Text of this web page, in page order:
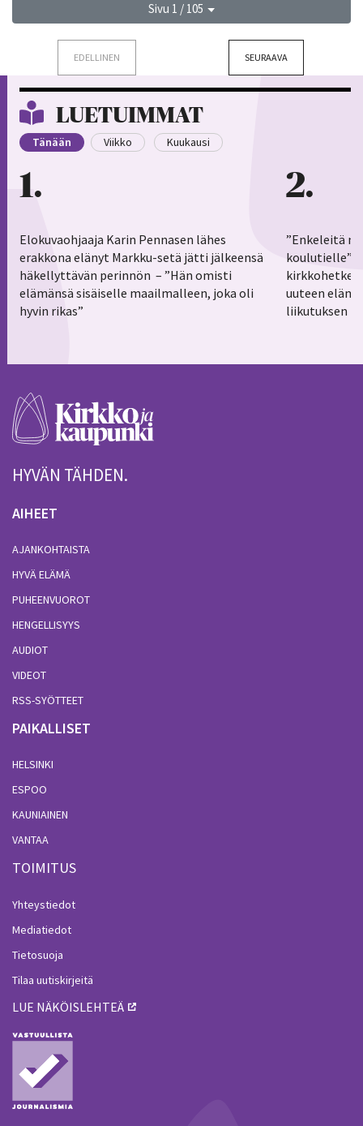
Sivu 1 / 105
EDELLINEN SEURAAVA
LUETUIMMAT
Tänään Viikko Kuukausi
1
Elokuvaohjaaja Karin Pennasen lähes
erakkona elänyt Markku-setä jätti jälkeensä
häkellyttävän perinnön – ”Hän omisti
elämänsä sisäiselle maailmalleen, joka oli
hyvin rikas”
2
”Enkeleitä
koulutielle”–
uuteen
liikutuksen
HYVÄN TÄHDEN.
AIHEET
AJANKOHTAISTA
HYVÄ ELÄMÄ
PUHEENVUOROT
HENGELLISYYS
AUDIOT
VIDEOT
RSS-SYÖTTEET
PAIKALLISET
HELSINKI
ESPOO
KAUNIAINEN
VANTAA
TOIMITUS
Yhteystiedot
Mediatiedot
Tietosuoja
Tilaa uutiskirjeitä
LUE NÄKÖISLEHTEÄ